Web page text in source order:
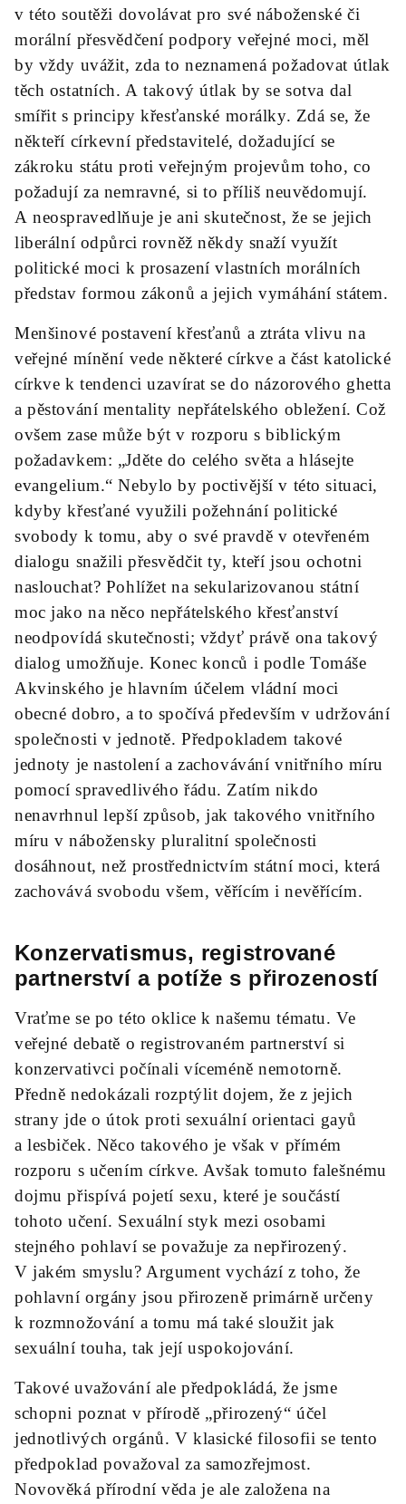
v této soutěži dovolávat pro své náboženské či
morální přesvědčení podpory veřejné moci, měl
by vždy uvážit, zda to neznamená požadovat útlak
těch ostatních. A takový útlak by se sotva dal
smířit s principy křesťanské morálky. Zdá se, že
někteří církevní představitelé, dožadující se
zákroku státu proti veřejným projevům toho, co
požadují za nemravné, si to příliš neuvědomují.
A neospravedlňuje je ani skutečnost, že se jejich
liberální odpůrci rovněž někdy snaží využít
politické moci k prosazení vlastních morálních
představ formou zákonů a jejich vymáhání státem.
Menšinové postavení křesťanů a ztráta vlivu na
veřejné mínění vede některé církve a část katolické
církve k tendenci uzavírat se do názorového ghetta
a pěstování mentality nepřátelského obležení. Což
ovšem zase může být v rozporu s biblickým
požadavkem: „Jděte do celého světa a hlásejte
evangelium.“ Nebylo by poctivější v této situaci,
kdyby křesťané využili požehnání politické
svobody k tomu, aby o své pravdě v otevřeném
dialogu snažili přesvědčit ty, kteří jsou ochotni
naslouchat? Pohlížet na sekularizovanou státní
moc jako na něco nepřátelského křesťanství
neodpovídá skutečnosti; vždyť právě ona takový
dialog umožňuje. Konec konců i podle Tomáše
Akvinského je hlavním účelem vládní moci
obecné dobro, a to spočívá především v udržování
společnosti v jednotě. Předpokladem takové
jednoty je nastolení a zachovávání vnitřního míru
pomocí spravedlivého řádu. Zatím nikdo
nenavrhnul lepší způsob, jak takového vnitřního
míru v nábožensky pluralitní společnosti
dosáhnout, než prostřednictvím státní moci, která
zachovává svobodu všem, věřícím i nevěřícím.
Konzervatismus, registrované
partnerství a potíže s přirozeností
Vraťme se po této oklice k našemu tématu. Ve
veřejné debatě o registrovaném partnerství si
konzervativci počínali víceméně nemotorně.
Předně nedokázali rozptýlit dojem, že z jejich
strany jde o útok proti sexuální orientaci gayů
a lesbiček. Něco takového je však v přímém
rozporu s učením církve. Avšak tomuto falešnému
dojmu přispívá pojetí sexu, které je součástí
tohoto učení. Sexuální styk mezi osobami
stejného pohlaví se považuje za nepřirozený.
V jakém smyslu? Argument vychází z toho, že
pohlavní orgány jsou přirozeně primárně určeny
k rozmnožování a tomu má také sloužit jak
sexuální touha, tak její uspokojování.
Takové uvažování ale předpokládá, že jsme
schopni poznat v přírodě „přirozený“ účel
jednotlivých orgánů. V klasické filosofii se tento
předpoklad považoval za samozřejmost.
Novověká přírodní věda je ale založena na